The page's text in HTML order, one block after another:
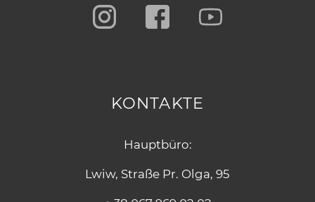
KONTAKTE
Hauptbüro:
Lwiw, Straße Pr. Olga, 95